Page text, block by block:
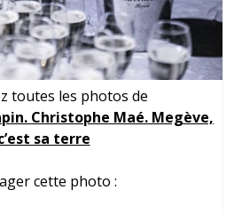
toutes les photos de
Christophe Maé. Megève,
sa terre
cette photo :